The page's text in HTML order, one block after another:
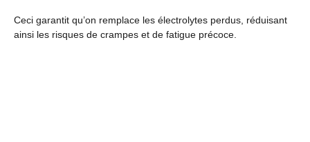
Ceci garantit qu’on remplace les électrolytes perdus, réduisant
ainsi les risques de crampes et de fatigue précoce.